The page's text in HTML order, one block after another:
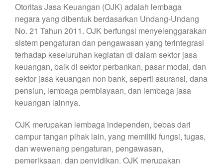
Otoritas Jasa Keuangan (OJK) adalah lembaga
negara yang dibentuk berdasarkan Undang-Undang
No. 21 Tahun 2011. OJK berfungsi menyelenggarakan
sistem pengaturan dan pengawasan yang terintegrasi
terhadap keseluruhan kegiatan di dalam sektor jasa
keuangan, baik di sektor perbankan, pasar modal, dan
sektor jasa keuangan non bank, seperti asuransi, dana
pensiun, lembaga pembiayaan, dan lembaga jasa
keuangan lainnya.
OJK merupakan lembaga independen, bebas dari
campur tangan pihak lain, yang memiliki fungsi, tugas,
dan wewenang pengaturan, pengawasan,
pemeriksaan, dan penyidikan. OJK merupakan